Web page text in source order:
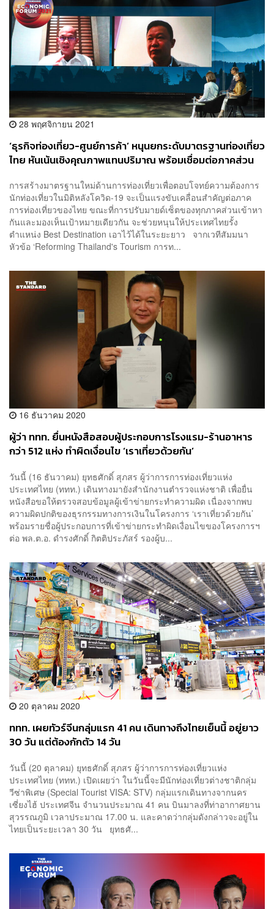
28 พฤศจิกายน 2021
‘ธุรกิจท่องเที่ยว-ศูนย์การค้า’ หนุนยกระดับมาตรฐานท่องเที่ยว
ไทย หันเน้นเชิงคุณภาพแทนปริมาณ พร้อมเชื่อมต่อภาคส่วน
การสร้างมาตรฐานใหม่ด้านการท่องเที่ยวเพื่อตอบโจทย์ความต้องการ
นักท่องเที่ยวในมิติหลังโควิด-19 จะเป็นแรงขับเคลื่อนสำคัญต่อภาค
การท่องเที่ยวของไทย ขณะที่การปรับมายด์เซ็ตของทุกภาคส่วนเข้าหา
กันและมองเห็นเป้าหมายเดียวกัน จะช่วยหนุนให้ประเทศไทยรั้ง
ตำแหน่ง Best Destination เอาไว้ได้ในระยะยาว จากเวทีสัมมนา
หัวข้อ ‘Reforming Thailand's Tourism การท...
16 ธันวาคม 2020
ผู้ว่า ททท. ยื่นหนังสือสอบผู้ประกอบการโรงแรม-ร้านอาหาร
กว่า 512 แห่ง ทำผิดเงื่อนไข ‘เราเที่ยวด้วยกัน’
วันนี้ (16 ธันวาคม) ยุทธศักดิ์ สุภสร ผู้ว่าการการท่องเที่ยวแห่ง
ประเทศไทย (ททท.) เดินทางมายังสำนักงานตำรวจแห่งชาติ เพื่อยื่น
หนังสือขอให้ตรวจสอบข้อมูลผู้เข้าข่ายกระทำความผิด เนื่องจากพบ
ความผิดปกติของธุรกรรมทางการเงินในโครงการ ‘เราเที่ยวด้วยกัน’
พร้อมรายชื่อผู้ประกอบการที่เข้าข่ายกระทำผิดเงื่อนไขของโครงการฯ
ต่อ พล.ต.อ. ดำรงศักดิ์ กิตติประภัสร์ รองผู้บ...
20 ตุลาคม 2020
ททท. เผยทัวร์จีนกลุ่มแรก 41 คน เดินทางถึงไทยเย็นนี้ อยู่ยาว
30 วัน แต่ต้องกักตัว 14 วัน
วันนี้ (20 ตุลาคม) ยุทธศักดิ์ สุภสร ผู้ว่าการการท่องเที่ยวแห่ง
ประเทศไทย (ททท.) เปิดเผยว่า ในวันนี้จะมีนักท่องเที่ยวต่างชาติกลุ่ม
วีซ่าพิเศษ (Special Tourist VISA: STV) กลุ่มแรกเดินทางจากนคร
เซี่ยงไฮ้ ประเทศจีน จำนวนประมาณ 41 คน บินมาลงที่ท่าอากาศยาน
สุวรรณภูมิ เวลาประมาณ 17.00 น. และคาดว่ากลุ่มดังกล่าวจะอยู่ใน
ไทยเป็นระยะเวลา 30 วัน ยุทธศั...